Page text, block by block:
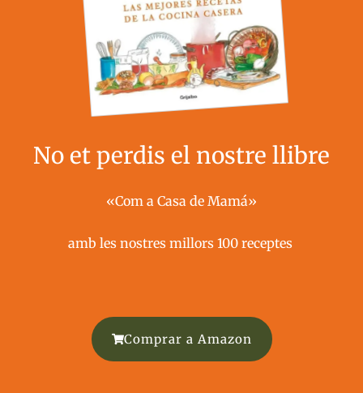
No et perdis el nostre llibre
«Com a Casa de Mamá»
amb les nostres millors 100 receptes ​
Comprar a Amazon